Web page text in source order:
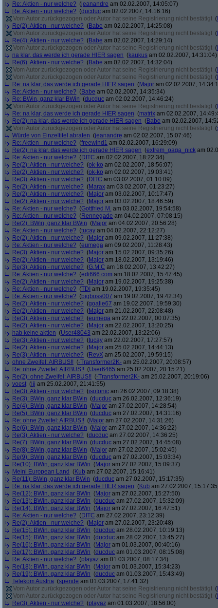
Re: Aktien - nur welche? (jeanandre am 02.02.2007, 14:05:07)
Re: Aktien - nur welche? (ducduc am 02.02.2007, 14:16:16)
Vom Autor zurückgezogen oder Autor hat seine Registrierung nicht bestätigt (
Re(2): Aktien - nur welche? (Babe am 02.02.2007, 14:25:08)
Vom Autor zurückgezogen oder Autor hat seine Registrierung nicht bestätigt (
Re(4): Aktien - nur welche? (Babe am 02.02.2007, 14:29:14)
Vom Autor zurückgezogen oder Autor hat seine Registrierung nicht bestätigt (
na klar, das werde ich gerade HIER sagen (kaukus am 02.02.2007, 14:31:04)
Re(6): Aktien - nur welche? (Babe am 02.02.2007, 14:32:04)
Vom Autor zurückgezogen oder Autor hat seine Registrierung nicht bestätigt (
Vom Autor zurückgezogen oder Autor hat seine Registrierung nicht bestätigt (
Re: na klar, das werde ich gerade HIER sagen (Major am 02.02.2007,
Re: Aktien - nur welche? (Babe am 02.02.2007, 14:35:34)
Re: BWin, ganz klar BWin (ducduc am 02.02.2007, 14:46:24)
Vom Autor zurückgezogen oder Autor hat seine Registrierung nicht bestätigt (
Re: na klar, das werde ich gerade HIER sagen (matrix am 02.02.2007,
Re(2): na klar, das werde ich gerade HIER sagen (Babe am 02.02.2007,
Vom Autor zurückgezogen oder Autor hat seine Registrierung nicht bestätigt (
Würde von Einzeltitel abraten (jeanandre am 02.02.2007, 15:07:46)
Re: Aktien - nur welche? (freewind1 am 02.02.2007, 16:29:09)
Re(2): na klar, das werde ich gerade HIER sagen (extrem_oaga_nick am
Re: Aktien - nur welche? (DITC am 02.02.2007, 18:22:34)
Re(2): Aktien - nur welche? (ok-ko am 02.02.2007, 18:56:07)
Re(2): Aktien - nur welche? (ok-ko am 02.02.2007, 19:03:41)
Re(3): Aktien - nur welche? (DITC am 03.02.2007, 01:10:09)
Re(2): Aktien - nur welche? (Marax am 03.02.2007, 01:23:27)
Re(2): Aktien - nur welche? (Major am 03.02.2007, 10:17:47)
Re(2): Aktien - nur welche? (Major am 03.02.2007, 18:46:59)
Re: Aktien - nur welche? (Gottfried M. am 03.02.2007, 19:54:58)
Re: Aktien - nur welche? (Rennegade am 04.02.2007, 07:08:15)
Re(2): BWin, ganz klar BWin (Major am 04.02.2007, 20:56:28)
Re: Aktien - nur welche? (tucay am 04.02.2007, 22:12:27)
Re(2): Aktien - nur welche? (Major am 09.02.2007, 11:27:38)
Re: Aktien - nur welche? (eumega am 09.02.2007, 11:28:43)
Re(3): Aktien - nur welche? (Major am 15.02.2007, 09:35:26)
Re(2): Aktien - nur welche? (Major am 18.02.2007, 13:19:46)
Re(3): Aktien - nur welche? (G.M.C am 18.02.2007, 13:42:27)
Re: Aktien - nur welche? (edi666.com am 18.02.2007, 15:47:45)
Re(2): Aktien - nur welche? (Major am 19.02.2007, 19:25:38)
Re: Aktien - nur welche? (TDI am 19.02.2007, 19:35:45)
Re: Aktien - nur welche? (bigboss007 am 19.02.2007, 19:42:34)
Re(2): Aktien - nur welche? (goalie67 am 19.02.2007, 19:59:30)
Re(2): Aktien - nur welche? (Major am 21.02.2007, 22:08:48)
Re(3): Aktien - nur welche? (eumega am 22.02.2007, 00:07:35)
Re(2): Aktien - nur welche? (Major am 22.02.2007, 13:20:25)
hab keine aktien (User48043 am 22.02.2007, 13:22:06)
Re(3): Aktien - nur welche? (tucay am 22.02.2007, 17:27:57)
Re(2): Aktien - nur welche? (Major am 25.02.2007, 14:44:13)
Re(3): Aktien - nur welche? (RevX am 25.02.2007, 19:59:15)
ohne Zweifel: AIRBUS!! (-Transformer2K- am 25.02.2007, 20:08:57)
Re: ohne Zweifel: AIRBUS!! (User6465 am 25.02.2007, 20:15:21)
Re(2): ohne Zweifel: AIRBUS!! (-Transformer2K- am 25.02.2007, 20:19:06)
voest ( lij am 25.02.2007, 21:41:55)
Re(3): Aktien - nur welche? (isotonic am 26.02.2007, 09:18:38)
Re(3): BWin, ganz klar BWin (ducduc am 26.02.2007, 12:36:19)
Re(4): BWin, ganz klar BWin (Major am 27.02.2007, 14:28:54)
Re(5): BWin, ganz klar BWin (ducduc am 27.02.2007, 14:31:16)
Re: ohne Zweifel: AIRBUS!! (Major am 27.02.2007, 14:31:26)
Re(6): BWin, ganz klar BWin (Major am 27.02.2007, 14:36:22)
Re(3): Aktien - nur welche? (ducduc am 27.02.2007, 14:36:25)
Re(7): BWin, ganz klar BWin (ducduc am 27.02.2007, 14:45:08)
Re(8): BWin, ganz klar BWin (Major am 27.02.2007, 15:02:45)
Re(9): BWin, ganz klar BWin (ducduc am 27.02.2007, 15:03:34)
Re(10): BWin, ganz klar BWin (Major am 27.02.2007, 15:09:37)
Meinl European Land (Kub am 27.02.2007, 15:16:41)
Re(11): BWin, ganz klar BWin (ducduc am 27.02.2007, 15:17:35)
Re: na klar, das werde ich gerade HIER sagen (Kub am 27.02.2007,
Re(12): BWin, ganz klar BWin (Major am 27.02.2007, 15:27:50)
Re(13): BWin, ganz klar BWin (ducduc am 27.02.2007, 15:32:09)
Re(14): BWin, ganz klar BWin (Major am 27.02.2007, 16:47:51)
Re: Aktien - nur welche? (DITC am 27.02.2007, 23:12:39)
Re(2): Aktien - nur welche? (Major am 27.02.2007, 23:20:48)
Re(15): BWin, ganz klar BWin (ducduc am 28.02.2007, 10:19:13)
Re(15): BWin, ganz klar BWin (ducduc am 28.02.2007, 13:45:27)
Re(16): BWin, ganz klar BWin (Major am 01.03.2007, 00:40:16)
Re(17): BWin, ganz klar BWin (ducduc am 01.03.2007, 08:15:08)
Re: Aktien - nur welche? (playaz am 01.03.2007, 08:17:34)
Re(18): BWin, ganz klar BWin (Major am 01.03.2007, 15:34:23)
Re(19): BWin, ganz klar BWin (ducduc am 01.03.2007, 15:43:49)
Telekom Austria (spende am 01.03.2007, 17:41:32)
Vom Autor zurückgezogen oder Autor hat seine Registrierung nicht bestätigt (
Vom Autor zurückgezogen oder Autor hat seine Registrierung nicht bestätigt (
Re(3): Aktien - nur welche? (playaz am 01.03.2007, 18:56:00)